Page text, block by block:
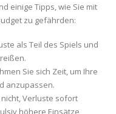
einige Tipps, wie Sie mit
zu gefährden:
als Teil des Spiels und
Sie sich Zeit, um Ihre
anzupassen.
Verluste sofort
höhere Einsätze